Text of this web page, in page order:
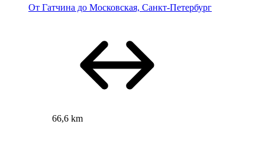
От Гатчина до Московская, Санкт-Петербург
66,6 km